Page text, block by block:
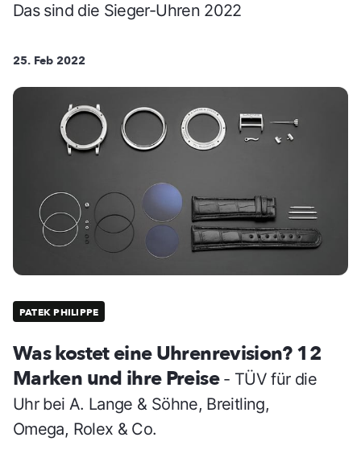
Das sind die Sieger-Uhren 2022
25. Feb 2022
PATEK PHILIPPE
Was kostet eine Uhrenrevision? 12
Marken und ihre Preise - TÜV für die
Uhr bei A. Lange & Söhne, Breitling,
Omega, Rolex & Co.